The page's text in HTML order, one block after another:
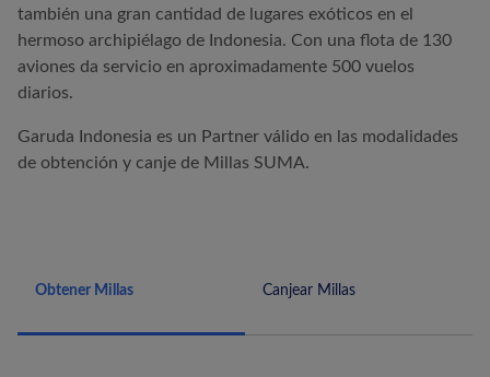
también una gran cantidad de lugares exóticos en el
hermoso archipiélago de Indonesia. Con una flota de 130
aviones da servicio en aproximadamente 500 vuelos
diarios.
Garuda Indonesia es un Partner válido en las modalidades
de obtención y canje de Millas SUMA.
Obtener Millas Canjear Millas